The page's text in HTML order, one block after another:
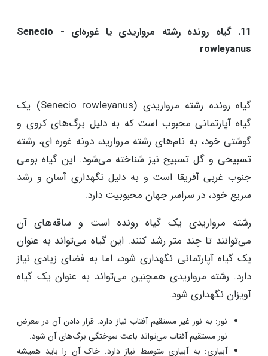
11. گیاه رونده رشته مرواریدی یا غوره‌ای - Senecio
rowleyanus
گیاه رونده رشته مرواریدی (Senecio rowleyanus) یک
گیاه آپارتمانی محبوب است که به دلیل برگ‌های کروی و
گوشتی خود، به نام‌های رشته مروارید، دونه غوره ای، رشته
تسبیحی و گل تسبیح نیز شناخته می‌شود. این گیاه بومی
جنوب غربی آفریقا است و به دلیل نگهداری آسان و رشد
سریع خود، در سراسر جهان محبوبیت دارد.
رشته مرواریدی یک گیاه رونده است و ساقه‌های آن
می‌توانند تا چند متر رشد کنند. این گیاه می‌تواند به عنوان
یک گیاه آپارتمانی نگهداری شود، اما به فضای زیادی نیاز
دارد. رشته مرواریدی همچنین می‌تواند به عنوان یک گیاه
آویزان نگهداری شود.
نور: به نور غیر مستقیم آفتاب نیاز دارد. قرار دادن آن در معرض
نور مستقیم آفتاب می‌تواند باعث سوختگی برگ‌های آن شود.
آبیاری: به آبیاری متوسط نیاز دارد. خاک آن را باید همیشه